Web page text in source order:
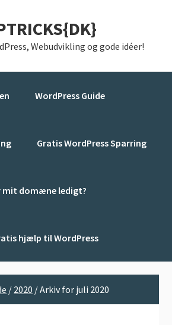
Webudvikling og gode idéer!
WordPress Guide
Gratis WordPress Sparring
mit domæne ledigt?
hjælp til WordPress
/ 2020 /Arkiv for juli 2020